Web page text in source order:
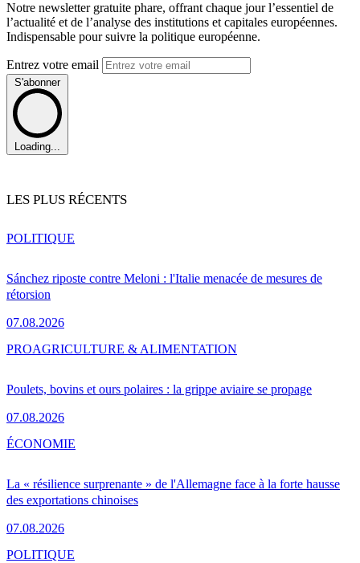
Notre newsletter gratuite phare, offrant chaque jour l’essentiel de
l’actualité et de l’analyse des institutions et capitales européennes.
Indispensable pour suivre la politique européenne.
Entrez votre email
S'abonner
Loading...
LES PLUS RÉCENTS
Sánchez riposte contre Meloni : l'Italie menacée de mesures de
rétorsion
07.08.2026
POLITIQUE
Poulets, bovins et ours polaires : la grippe aviaire se propage
07.08.2026
PROAGRICULTURE & ALIMENTATION
La « résilience surprenante » de l'Allemagne face à la forte hausse
des exportations chinoises
07.08.2026
ÉCONOMIE
POLITIQUE